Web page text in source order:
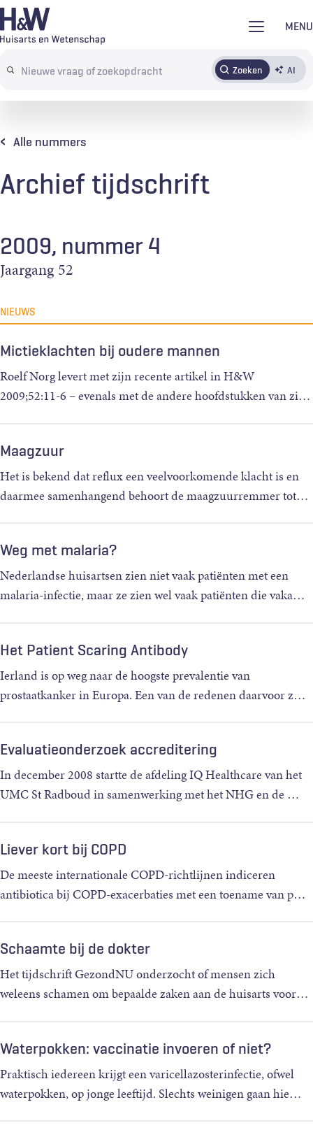
Overslaan
en
de
MENU
Search
terms
Zoeken AI
AbonnerenTijdschrift Inloggen
Alle nummers
Archief tijdschrift
2009, nummer 4
Jaargang 52
NIEUWS
Mictieklachten bij oudere mannen
Roelf Norg levert met zijn recente artikel in H&W
2009;52:11-6 – evenals met de andere hoofdstukken van zi…
Maagzuur
Het is bekend dat reflux een veelvoorkomende klacht is en
daarmee samenhangend behoort de maagzuurremmer tot…
Weg met malaria?
Nederlandse huisartsen zien niet vaak patiënten met een
malaria-infectie, maar ze zien wel vaak patiënten die vaka…
Het Patient Scaring Antibody
Ierland is op weg naar de hoogste prevalentie van
prostaatkanker in Europa. Een van de redenen daarvoor z…
Evaluatieonderzoek accreditering
In december 2008 startte de afdeling IQ Healthcare van het
UMC St Radboud in samenwerking met het NHG en de …
Liever kort bij COPD
De meeste internationale COPD-richtlijnen indiceren
antibiotica bij COPD-exacerbaties met een toename van p…
Schaamte bij de dokter
Het tijdschrift GezondNU onderzocht of mensen zich
weleens schamen om bepaalde zaken aan de huisarts voor…
Waterpokken: vaccinatie invoeren of niet?
Praktisch iedereen krijgt een varicellazosterinfectie, ofwel
waterpokken, op jonge leeftijd. Slechts weinigen gaan hie…